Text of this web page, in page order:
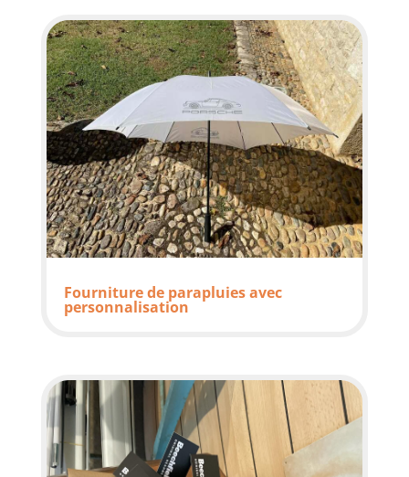
Fourniture de parapluies avec
personnalisation